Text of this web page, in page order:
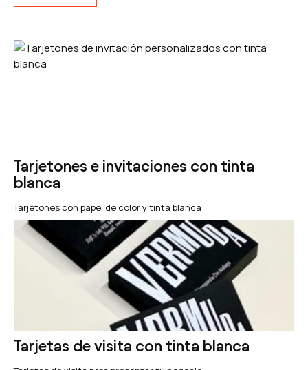
Tarjetones e invitaciones con tinta
blanca
Tarjetones con papel de color y tinta blanca
Tarjetas de visita con tinta blanca